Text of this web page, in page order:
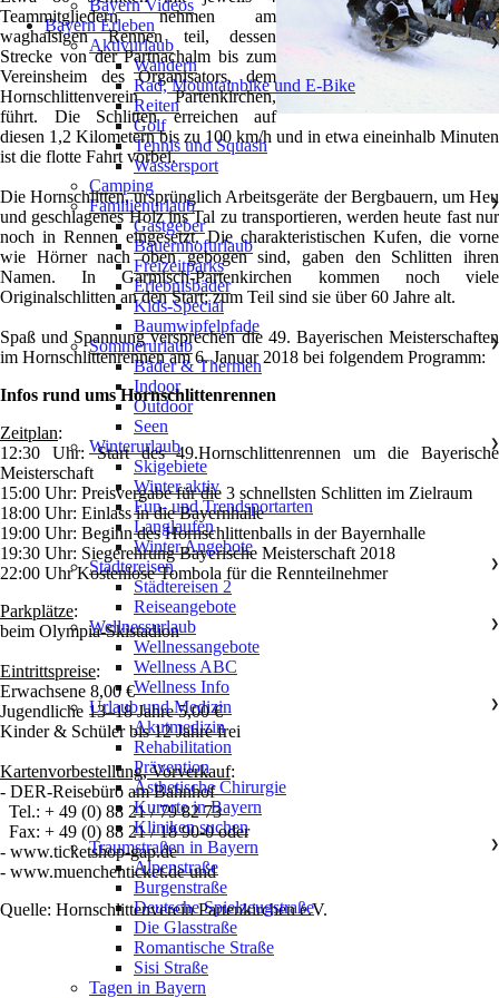
Teammitgliedern nehmen am
waghalsigen Rennen teil, dessen
Strecke von der Partnachalm bis zum
Vereinsheim des Organisators, dem
Hornschlittenverein Partenkirchen,
führt. Die Schlitten erreichen auf
diesen 1,2 Kilometern bis zu 100 km/h und in etwa eineinhalb Minuten
ist die flotte Fahrt vorbei.
Die Hornschlitten, ursprünglich Arbeitsgeräte der Bergbauern, um Heu
und geschlagenes Holz ins Tal zu transportieren, werden heute fast nur
noch in Rennen eingesetzt. Die charakteristischen Kufen, die vorne
wie Hörner nach oben gebogen sind, gaben den Schlitten ihren
Namen. In Garmisch-Partenkirchen kommen noch viele
Originalschlitten an den Start; zum Teil sind sie über 60 Jahre alt.
Spaß und Spannung versprechen die 49. Bayerischen Meisterschaften
im Hornschlittenrennen am 6. Januar 2018 bei folgendem Programm:
Infos rund ums Hornschlittenrennen
Zeitplan:
12:30 Uhr: Start des 49.Hornschlittenrennen um die Bayerische
Meisterschaft
15:00 Uhr: Preisvergabe für die 3 schnellsten Schlitten im Zielraum
18:00 Uhr: Einlass in die Bayernhalle
19:00 Uhr: Beginn des Hornschlittenballs in der Bayernhalle
19:30 Uhr: Siegerehrung Bayerische Meisterschaft 2018
22:00 Uhr Kostenlose Tombola für die Rennteilnehmer
Parkplätze:
beim Olympia-Skistadion
Eintrittspreise:
Erwachsene 8,00 €
Jugendliche 13–18 Jahre 5,00 €
Kinder & Schüler bis 12 Jahre frei
Kartenvorbestellung, Vorverkauf:
- DER-Reisebüro am Bahnhof
Tel.: + 49 (0) 88 21 / 79 82 73
Fax: + 49 (0) 88 21 / 18 90-0 oder
- www.ticketshop-gap.de
- www.muenchenticket.de und
Quelle: Hornschlittenverein Partenkirchen e.V.
Bayern Videos
Bayern Erleben
Aktivurlaub
❯
Wandern
Rad, Mountainbike und E-Bike
Reiten
Golf
Tennis und Squash
Wassersport
Camping
Familienurlaub
❯
Gastgeber
Bauernhofurlaub
Freizeitparks
Erlebnisbäder
Kids-Special
Baumwipfelpfade
Sommerurlaub
❯
Bäder & Thermen
Indoor
Outdoor
Seen
Winterurlaub
❯
Skigebiete
Winter aktiv
Fun- und Trendsportarten
Langlaufen
Winter Angebote
Städtereisen
❯
Städtereisen 2
Reiseangebote
Wellnessurlaub
❯
Wellnessangebote
Wellness ABC
Wellness Info
Urlaub und Medizin
❯
Akutmedizin
Rehabilitation
Prävention
Ästhetische Chirurgie
Kurorte in Bayern
Kliniken suchen
Traumstraßen in Bayern
❯
Alpenstraße
Burgenstraße
Deutsche Spielzeugstraße
Die Glasstraße
Romantische Straße
Sisi Straße
Tagen in Bayern